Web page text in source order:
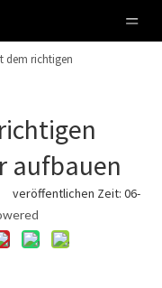
dem richtigen
aufbauen
Zeit: 06-